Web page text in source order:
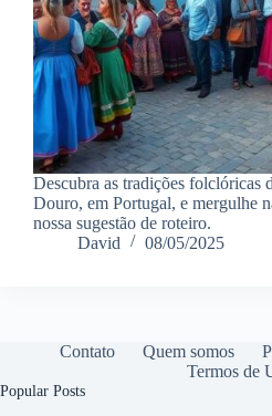
Descubra as tradições folclóricas
Douro, em Portugal, e mergulhe
nossa sugestão de roteiro.
David
08/05/2025
Contato Quem somos
Termos de
Popular Posts